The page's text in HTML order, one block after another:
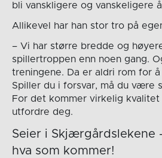
bli vanskligere og vanskeligere
Allikevel har han stor tro på
– Vi har større bredde og
spillertroppen enn noen gang.
treningene. Da er aldri rom for
Spiller du i forsvar, må du være
For det kommer virkelig kvalitet
utfordre deg.
Seier i Skjærgårdslekene
hva som kommer!